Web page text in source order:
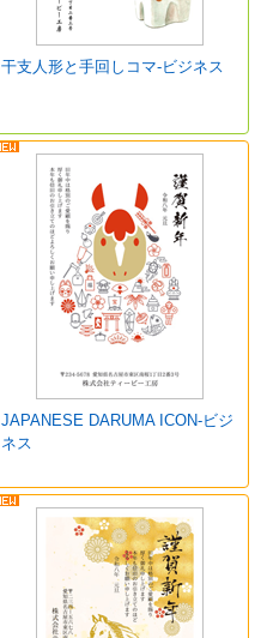
干支人形と手回しコマ-ビジネス
JAPANESE DARUMA ICON-ビジ
ネス